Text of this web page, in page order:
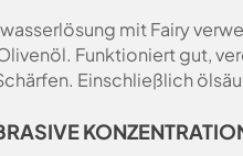
mit Fairy
Funktioniert gut,
Einschließlich